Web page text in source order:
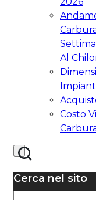
Al
Costo
Cerca nel sito